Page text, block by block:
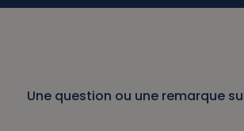
Une question ou une remarque